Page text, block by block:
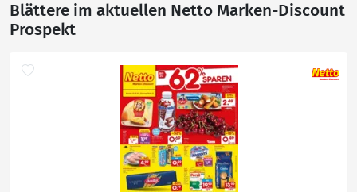
Blättere im aktuellen Netto Marken-Discount
Prospekt